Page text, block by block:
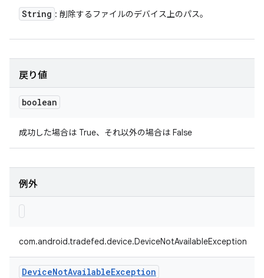
String : 削除するファイルのデバイス上のパス。
戻り値
boolean
成功した場合は True、それ以外の場合は False
例外
com.android.tradefed.device.DeviceNotAvailableException
DeviceNotAvailableException